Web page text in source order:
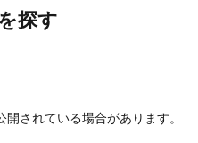
探す
されている場合があります。